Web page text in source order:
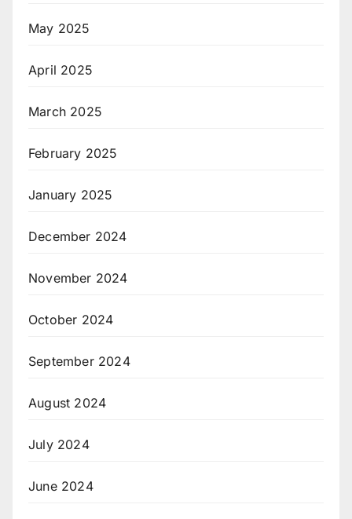
May 2025
April 2025
March 2025
February 2025
January 2025
December 2024
November 2024
October 2024
September 2024
August 2024
July 2024
June 2024